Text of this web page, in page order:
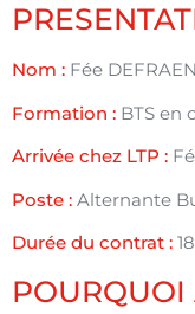
Nom : Fée
Formation : BTS en
Arrivée chez LTP :
Poste : Alternante
Durée du contrat :
POURQUOI